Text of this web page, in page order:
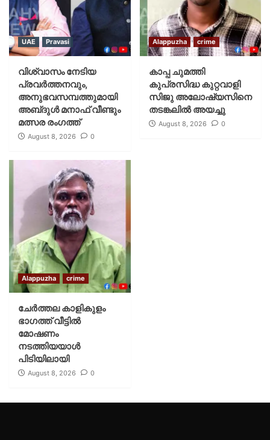
UAE Pravasi
വിശ്വാസം നേടിയ
പ്രവർത്തനവും,
അനുഭവസമ്പത്തുമായി
അബ്‌ദുൾ മനാഫ് വീണ്ടും
മത്സര രംഗത്ത്
August 8, 2026 0
Alappuzha crime
കാപ്പ ചുമത്തി
കുപ്രസിദ്ധ കുറ്റവാളി
സിജു അലോഷ്യസിനെ
തടങ്കലിൽ അയച്ചു
August 8, 2026 0
Alappuzha crime
ചേർത്തല കാളികുളം
ഭാഗത്ത് വീട്ടിൽ
മോഷണം
നടത്തിയയാൾ
പിടിയിലായി
August 8, 2026 0